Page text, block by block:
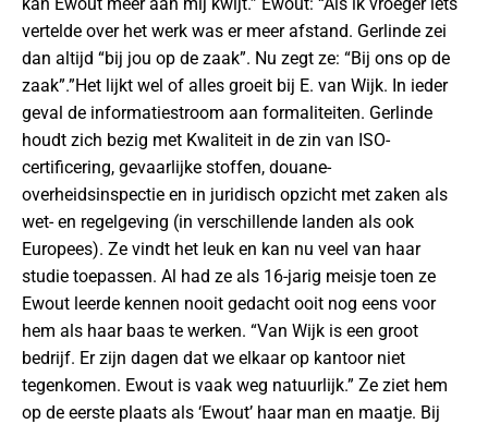
vertelde over het werk was er meer afstand. Gerlinde zei
dan altijd “bij jou op de zaak”. Nu zegt ze: “Bij ons op de
zaak”.”Het lijkt wel of alles groeit bij E. van Wijk. In ieder
geval de informatiestroom aan formaliteiten. Gerlinde
houdt zich bezig met Kwaliteit in de zin van ISO-
certificering, gevaarlijke stoffen, douane-
overheidsinspectie en in juridisch opzicht met zaken als
wet- en regelgeving (in verschillende landen als ook
Europees). Ze vindt het leuk en kan nu veel van haar
studie toepassen. Al had ze als 16-jarig meisje toen ze
Ewout leerde kennen nooit gedacht ooit nog eens voor
hem als haar baas te werken. “Van Wijk is een groot
bedrijf. Er zijn dagen dat we elkaar op kantoor niet
tegenkomen. Ewout is vaak weg natuurlijk.” Ze ziet hem
op de eerste plaats als ‘Ewout’ haar man en maatje. Bij